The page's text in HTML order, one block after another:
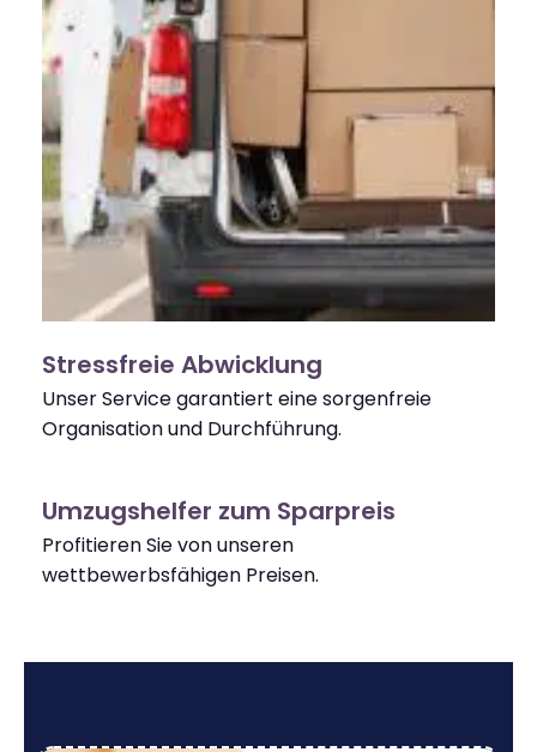
Stressfreie Abwicklung
Unser Service garantiert eine sorgenfreie
Organisation und Durchführung.
Umzugshelfer zum Sparpreis
Profitieren Sie von unseren
wettbewerbsfähigen Preisen.